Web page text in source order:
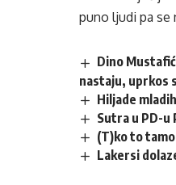
puno ljudi pa se
Dino
nastaju, uprkos
Hiljade
Sutra u PD-u
(T)ko to
Lakersi